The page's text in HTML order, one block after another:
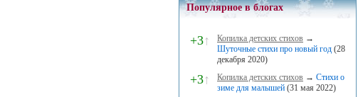
Популярное в блогах
+3↑ Копилка детских стихов →
Шуточные стихи про новый год (28
декабря 2020)
+3↑ Копилка детских стихов → Стихи о
зиме для малышей (31 мая 2022)